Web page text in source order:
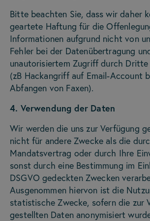
Bitte beachten Sie, dass wir daher
geartete Haftung für die
Informationen aufgrund nicht von
Fehler bei der Datenübertragung
unautorisiertem Zugriff durch Dritte
(zB Hackangriff auf Email-Account
Abfangen von Faxen).
4. Verwendung der Daten
Wir werden die uns zur Verfügung
nicht für andere Zwecke als die
Mandatsvertrag oder durch Ihre
sonst durch eine Bestimmung im
DSGVO gedeckten Zwecken
Ausgenommen hiervon ist die
statistische Zwecke, sofern die zur
gestellten Daten anonymisiert